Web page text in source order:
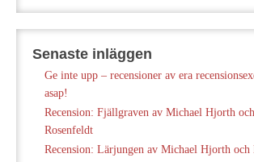
Senaste inläggen
Ge inte upp – recensioner av era
asap!
Recension: Fjällgraven av Michael Hjorth
Rosenfeldt
Recension: Lärjungen av Michael Hjorth och